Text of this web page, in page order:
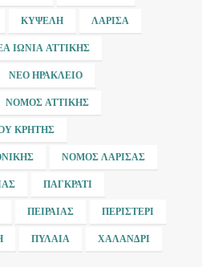
ΚΥΨΈΛΗ ΛΆΡΙΣΑ
ΙΩΝΊΑ ΑΤΤΙΚΉΣ
ΝΈΟ ΗΡΆΚΛΕΙΟ
ΝΟΜΌΣ ΑΤΤΙΚΉΣ
ΚΡΉΤΗΣ
ΝΟΜΌΣ ΛΆΡΙΣΑΣ
ΠΑΓΚΡΆΤΙ
ΠΕΙΡΑΙΆΣ ΠΕΡΙΣΤΈΡΙ
ΠΥΛΑΊΑ ΧΑΛΆΝΔΡΙ